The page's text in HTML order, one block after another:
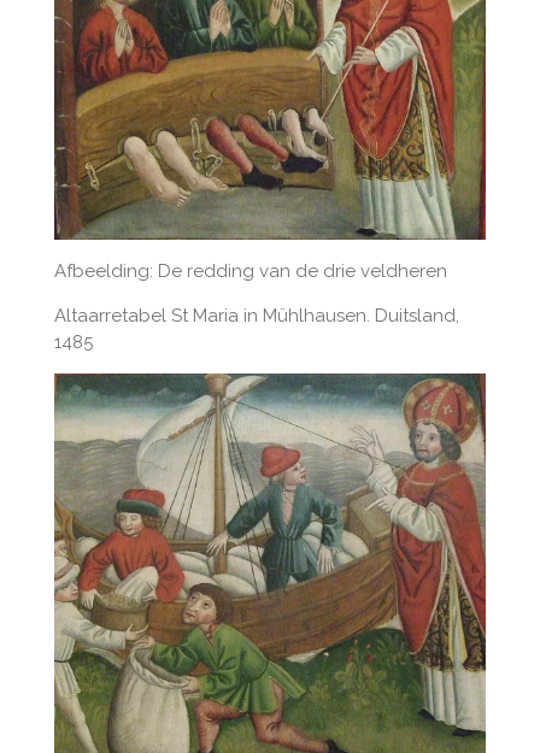
Afbeelding: De redding van de drie veldheren
Altaarretabel St Maria in Mühlhausen. Duitsland,
1485